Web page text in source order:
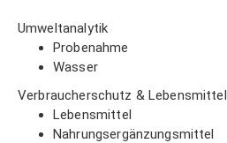
Umweltanalytik
Probenahme
Wasser
Verbraucherschutz & Lebensmittel
Lebensmittel
Nahrungsergänzungsmittel
LOGIN